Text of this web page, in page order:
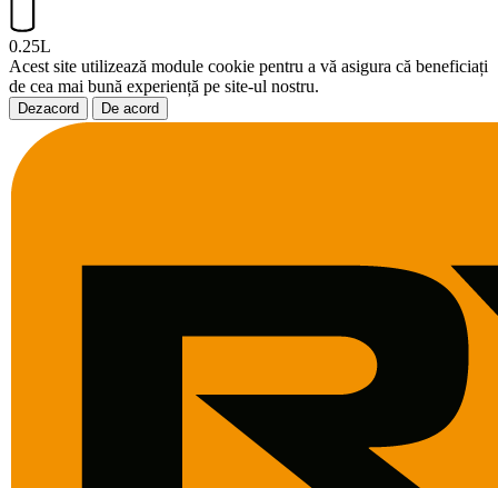
0.25L
Acest site utilizează module cookie pentru a vă asigura că beneficiați
de cea mai bună experiență pe site-ul nostru.
Dezacord De acord